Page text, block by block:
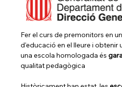
Fer el curs de premonitors en
d'educació en el lleure i obtenir
una escola homologada és
qualitat pedagògica